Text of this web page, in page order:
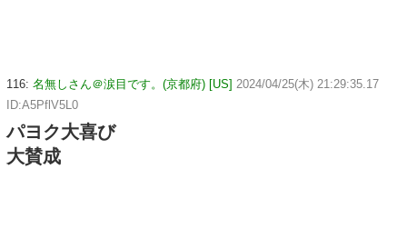
116: 名無しさん＠涙目です。(京都府) [US] 2024/04/25(木) 21:29:35.17
ID:A5PflV5L0
パヨク大喜び
大賛成